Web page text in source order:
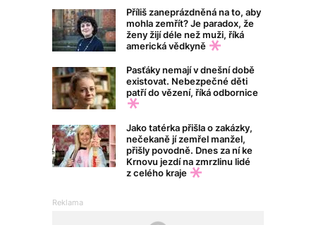
Příliš zaneprázdněná na to, aby
mohla zemřít? Je paradox, že
ženy žijí déle než muži, říká
americká vědkyně
Pasťáky nemají v dnešní době
existovat. Nebezpečné děti
patří do vězení, říká odbornice
Jako tatérka přišla o zakázky,
nečekaně jí zemřel manžel,
přišly povodně. Dnes za ní ke
Krnovu jezdí na zmrzlinu lidé
z celého kraje